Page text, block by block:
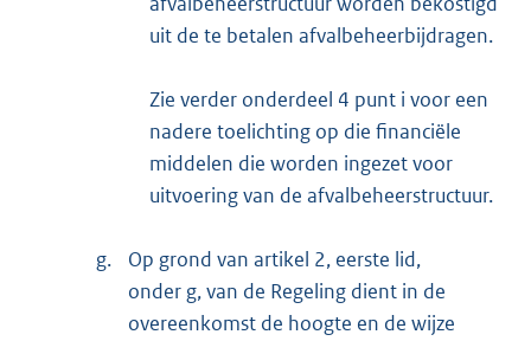
uit de te betalen afvalbeheerbijdragen.
Zie verder onderdeel 4 punt i voor een
nadere toelichting op die financiële
middelen die worden ingezet voor
uitvoering van de afvalbeheerstructuur.
g.
Op grond van artikel 2, eerste lid,
onder g, van de Regeling dient in de
overeenkomst de hoogte en de wijze